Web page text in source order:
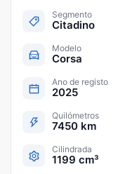
Segmento
Citadino
Modelo
Corsa
Ano de registo
2025
Quilómetros
7450 km
Cilindrada
1199 cm³